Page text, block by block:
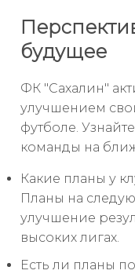
будущее
ФК "Сахалин"
улучшением
футболе.
команды на
Какие планы у
Планы на
улучшение
высоких лигах.
Есть ли планы